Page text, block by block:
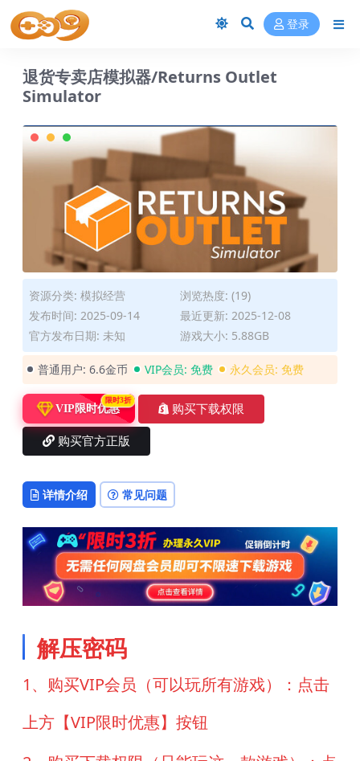
登录
退货专卖店模拟器/Returns Outlet
Simulator
资源分类: 模拟经营
浏览热度: (19)
发布时间: 2025-09-14
最近更新: 2025-12-08
官方发布日期: 未知
游戏大小: 5.88GB
普通用户: 6.6金币 VIP会员: 免费 永久会员: 免费
VIP限时优惠
限时3折
购买下载权限
购买官方正版
详情介绍 常见问题
解压密码
1、购买VIP会员（可以玩所有游戏）：点击
上方【VIP限时优惠】按钮